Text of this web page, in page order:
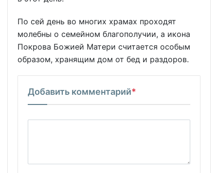
По сей день во многих храмах проходят
молебны о семейном благополучии, а икона
Покрова Божией Матери считается особым
образом, хранящим дом от бед и раздоров.
Добавить комментарий*